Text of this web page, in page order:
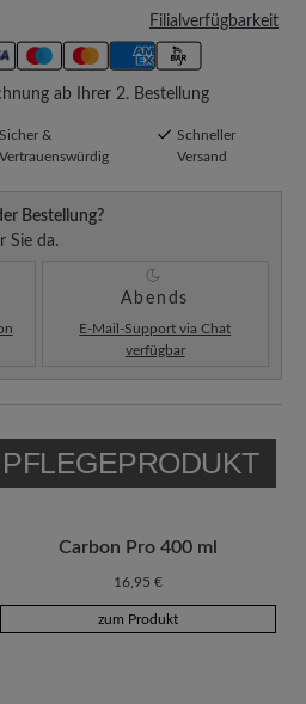
Filialverfügbarkeit
ab Ihrer 2. Bestellung
Sicher &
Vertrauenswürdig
Schneller
Versand
Bestellung?
Sie da.
Abends
E-Mail-Support via Chat
verfügbar
Carbon Pro 400 ml
16,95 €
zum Produkt